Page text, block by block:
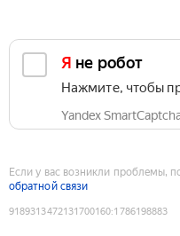
Я не робот
Нажмите, чтобы
Yandex
Если у вас возникли проблемы,
обратной связи
9189313472131700160:1786198883